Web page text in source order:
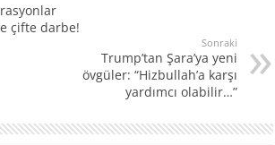
çifte darbe!
Sonraki
Trump’tan Şara’ya yeni
övgüler: “Hizbullah’a karşı
yardımcı olabilir…”